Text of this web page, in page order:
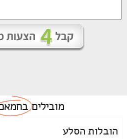
מובילים
הובלות הסלע